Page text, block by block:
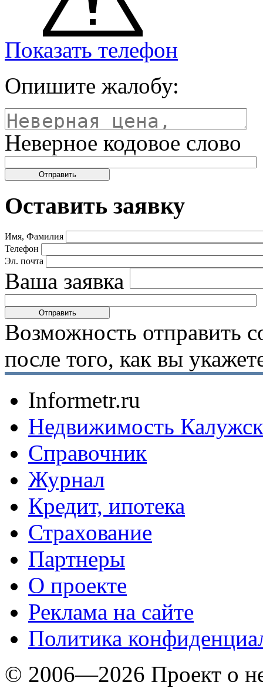
Показать телефон
Опишите жалобу:
Неверное кодовое слово
Оставить заявку
Имя, Фамилия
Телефон
Эл. почта
Ваша заявка
Возможность отправить
после того, как вы
Informetr.ru
Недвижимость
Справочник
Журнал
Кредит, ипотека
Страхование
Партнеры
O проекте
Реклама на сайте
Политика
© 2006—2026 Проект о